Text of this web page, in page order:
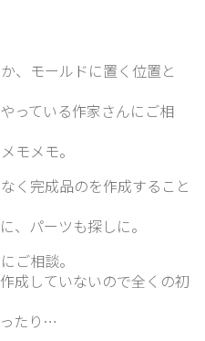
、モールドに置く位置と
っている作家さんにご相
モメモ。
く完成品のを作成すること
、パーツも探しに。
ご相談。
成していないので全くの初
たり…